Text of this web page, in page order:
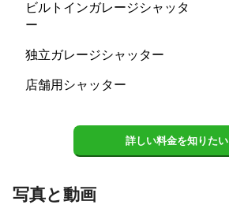
ビルトインガレージシャッタ
ー
独立ガレージシャッター
店舗用シャッター
詳しい料金を知りたい
写真と動画